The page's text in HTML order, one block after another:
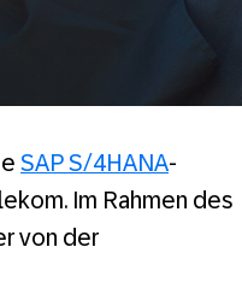
SAP S/4HANA-
Im Rahmen des
von der